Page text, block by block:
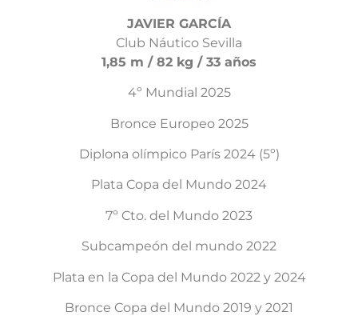
JAVIER GARCÍA
Club Náutico Sevilla
1,85 m / 82 kg / 33 años
4º Mundial 2025
Bronce Europeo 2025
Diplona olímpico París 2024 (5º)
Plata Copa del Mundo 2024
7º Cto. del Mundo 2023
Subcampeón del mundo 2022
Plata en la Copa del Mundo 2022 y 2024
Bronce Copa del Mundo 2019 y 2021